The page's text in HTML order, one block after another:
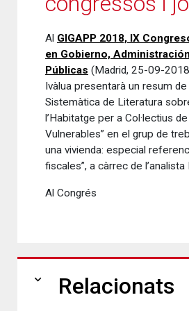
Al GIGAPP 2018, IX
en Gobierno,
Públicas (Madrid, 25-09-
Ivàlua presentarà un resum de
Sistemàtica de Literatura
l’Habitatge per a Col·lectius
Vulnerables” en el grup de
una vivienda: especial
fiscales”, a càrrec de l’analista
Al Congrés
expand_more Relacionats